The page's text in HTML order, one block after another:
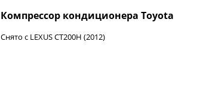
Компрессор кондиционера Toyota
Снято с LEXUS CT200H (2012)